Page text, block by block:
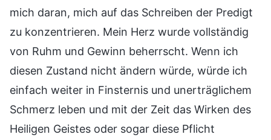
mich daran, mich auf das Schreiben der Predigt
zu konzentrieren. Mein Herz wurde vollständig
von Ruhm und Gewinn beherrscht. Wenn ich
diesen Zustand nicht ändern würde, würde ich
einfach weiter in Finsternis und unerträglichem
Schmerz leben und mit der Zeit das Wirken des
Heiligen Geistes oder sogar diese Pflicht